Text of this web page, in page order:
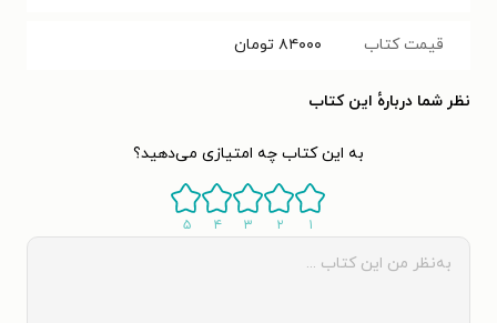
قیمت کتاب ۸۴۰۰۰ تومان
نظر شما دربارهٔ این کتاب
به این کتاب چه امتیازی می‌دهید؟
۱ ۲ ۳ ۴ ۵